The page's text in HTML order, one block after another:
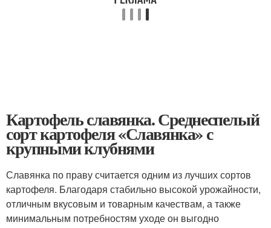
Картофель славянка. Среднеспелый
сорт картофеля «Славянка» с
крупными клубнями
Славянка по праву считается одним из лучших сортов
картофеля. Благодаря стабильно высокой урожайности,
отличным вкусовым и товарным качествам, а также
минимальным потребностям уходе он выгодно